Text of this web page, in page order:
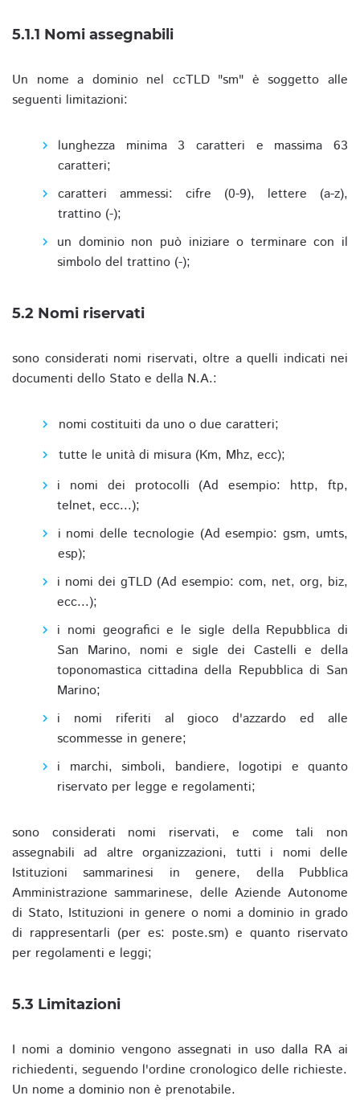
5.1.1 Nomi assegnabili
Un nome a dominio nel ccTLD "sm" è soggetto alle
seguenti limitazioni:
lunghezza minima 3 caratteri e massima 63
caratteri;
caratteri ammessi: cifre (0-9), lettere (a-z),
trattino (-);
un dominio non può iniziare o terminare con il
simbolo del trattino (-);
5.2 Nomi riservati
sono considerati nomi riservati, oltre a quelli indicati nei
documenti dello Stato e della N.A.:
nomi costituiti da uno o due caratteri;
tutte le unità di misura (Km, Mhz, ecc);
i nomi dei protocolli (Ad esempio: http, ftp,
telnet, ecc...);
i nomi delle tecnologie (Ad esempio: gsm, umts,
esp);
i nomi dei gTLD (Ad esempio: com, net, org, biz,
ecc...);
i nomi geografici e le sigle della Repubblica di
San Marino, nomi e sigle dei Castelli e della
toponomastica cittadina della Repubblica di San
Marino;
i nomi riferiti al gioco d'azzardo ed alle
scommesse in genere;
i marchi, simboli, bandiere, logotipi e quanto
riservato per legge e regolamenti;
sono considerati nomi riservati, e come tali non
assegnabili ad altre organizzazioni, tutti i nomi delle
Istituzioni sammarinesi in genere, della Pubblica
Amministrazione sammarinese, delle Aziende Autonome
di Stato, Istituzioni in genere o nomi a dominio in grado
di rappresentarli (per es: poste.sm) e quanto riservato
per regolamenti e leggi;
5.3 Limitazioni
I nomi a dominio vengono assegnati in uso dalla RA ai
richiedenti, seguendo l'ordine cronologico delle richieste.
Un nome a dominio non è prenotabile.